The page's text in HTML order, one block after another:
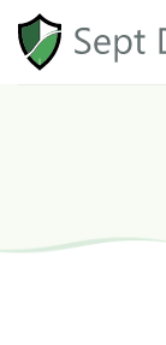
Skip
content